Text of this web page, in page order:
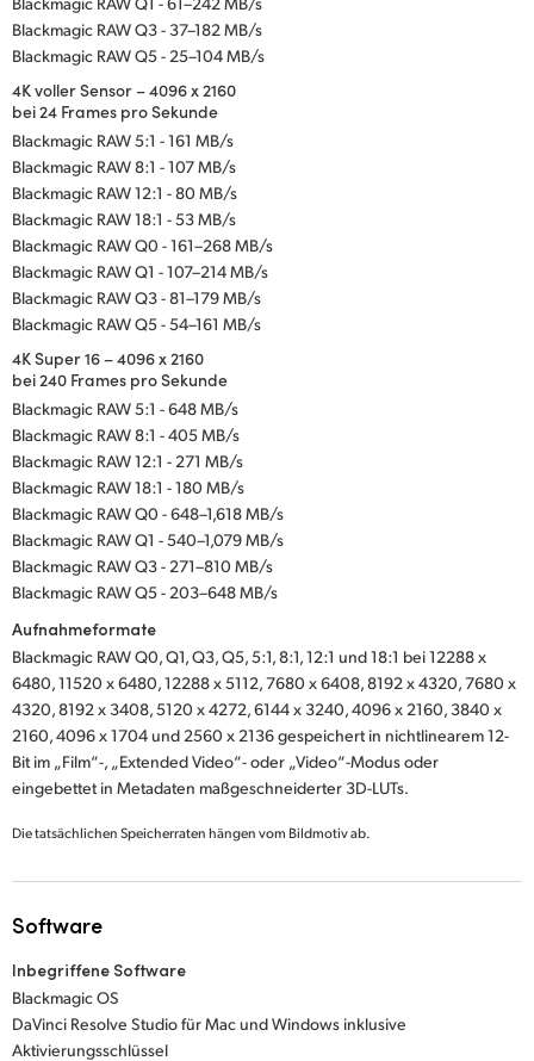
Blackmagic RAW Q3 - 37–182 MB/s
Blackmagic RAW Q5 - 25–104 MB/s
4K voller Sensor – 4096 x 2160
bei 24 Frames pro Sekunde
Blackmagic RAW 5:1 - 161 MB/s
Blackmagic RAW 8:1 - 107 MB/s
Blackmagic RAW 12:1 - 80 MB/s
Blackmagic RAW 18:1 - 53 MB/s
Blackmagic RAW Q0 - 161–268 MB/s
Blackmagic RAW Q1 - 107–214 MB/s
Blackmagic RAW Q3 - 81–179 MB/s
Blackmagic RAW Q5 - 54–161 MB/s
4K Super 16 – 4096 x 2160
bei 240 Frames pro Sekunde
Blackmagic RAW 5:1 - 648 MB/s
Blackmagic RAW 8:1 - 405 MB/s
Blackmagic RAW 12:1 - 271 MB/s
Blackmagic RAW 18:1 - 180 MB/s
Blackmagic RAW Q0 - 648–1,618 MB/s
Blackmagic RAW Q1 - 540–1,079 MB/s
Blackmagic RAW Q3 - 271–810 MB/s
Blackmagic RAW Q5 - 203–648 MB/s
Aufnahmeformate
Blackmagic RAW Q0, Q1, Q3, Q5, 5:1, 8:1, 12:1 und 18:1 bei 12288 x
6480, 11520 x 6480, 12288 x 5112, 7680 x 6408, 8192 x 4320, 7680 x
4320, 8192 x 3408, 5120 x 4272, 6144 x 3240, 4096 x 2160, 3840 x
2160, 4096 x 1704 und 2560 x 2136 gespeichert in nichtlinearem 12-
Bit im „Film“-, „Extended Video“- oder „Video“-Modus oder
eingebettet in Metadaten maßgeschneiderter 3D-LUTs.
Die tatsächlichen Speicherraten hängen vom Bildmotiv ab.
Software
Inbegriffene Software
Blackmagic OS
DaVinci Resolve Studio für Mac und Windows inklusive
Aktivierungsschlüssel